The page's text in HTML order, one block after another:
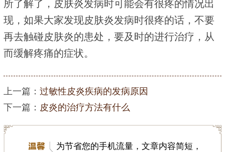
所了解了，皮肤炎发病时可能会有很疼的情况出
现，如果大家发现皮肤炎发病时很疼的话，不要
再去触碰皮肤炎的患处，要及时的进行治疗，从
而缓解疼痛的症状。
上一篇： 过敏性皮炎疾病的发病原因
下一篇： 皮炎的治疗方法有什么
为节省您的手机流量，文章内容简短，